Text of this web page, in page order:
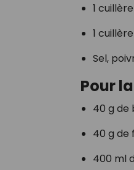
1
1
Sel,
Pour
40 g de
40 g de
400 ml